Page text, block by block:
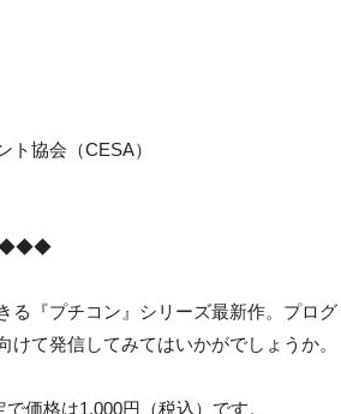
協会（CESA）
る『プチコン』シリーズ最新作。プログ
て発信してみてはいかがでしょうか。
価格は1,000円（税込）です。